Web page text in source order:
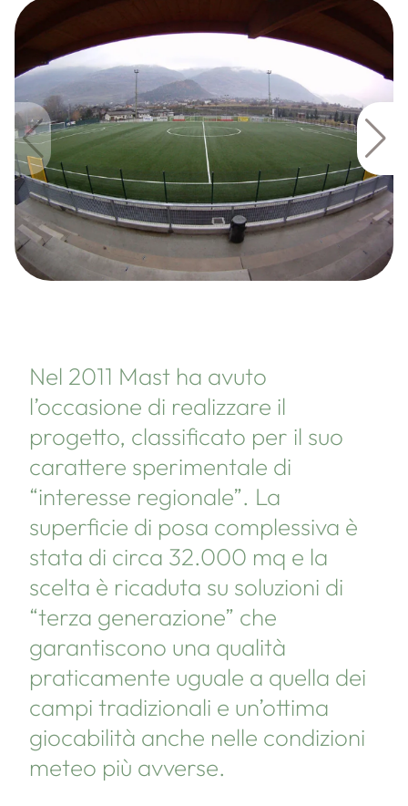
Nel 2011 Mast ha avuto
l’occasione di realizzare il
progetto, classificato per il suo
carattere sperimentale di
“interesse regionale”. La
superficie di posa complessiva è
stata di circa 32.000 mq e la
scelta è ricaduta su soluzioni di
“terza generazione” che
garantiscono una qualità
praticamente uguale a quella dei
campi tradizionali e un’ottima
giocabilità anche nelle condizioni
meteo più avverse.